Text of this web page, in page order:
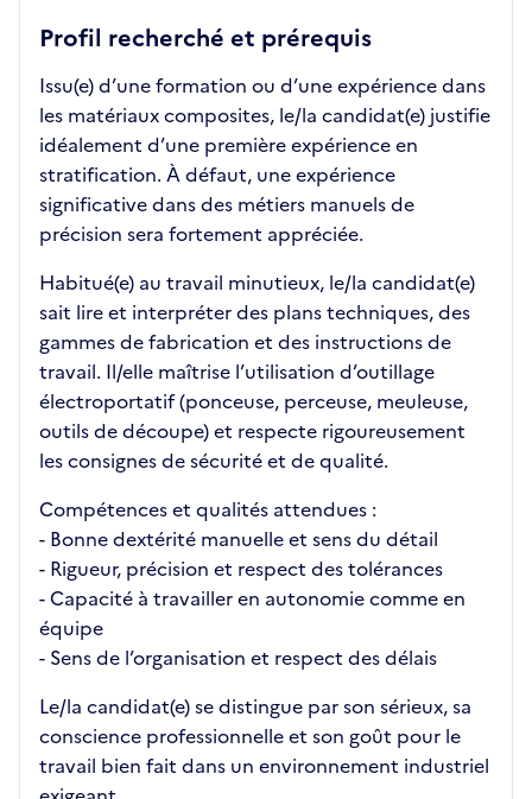
Profil recherché et prérequis
Issu(e) d’une formation ou d’une expérience dans
les matériaux composites, le/la candidat(e) justifie
idéalement d’une première expérience en
stratification. À défaut, une expérience
significative dans des métiers manuels de
précision sera fortement appréciée.
Habitué(e) au travail minutieux, le/la candidat(e)
sait lire et interpréter des plans techniques, des
gammes de fabrication et des instructions de
travail. Il/elle maîtrise l’utilisation d’outillage
électroportatif (ponceuse, perceuse, meuleuse,
outils de découpe) et respecte rigoureusement
les consignes de sécurité et de qualité.
Compétences et qualités attendues :
- Bonne dextérité manuelle et sens du détail
- Rigueur, précision et respect des tolérances
- Capacité à travailler en autonomie comme en
équipe
- Sens de l’organisation et respect des délais
Le/la candidat(e) se distingue par son sérieux, sa
conscience professionnelle et son goût pour le
travail bien fait dans un environnement industriel